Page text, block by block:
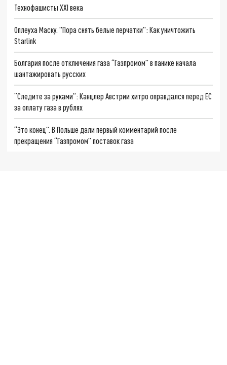
Технофашисты XXI века
Оплеуха Маску. "Пора снять белые перчатки": Как уничтожить
Starlink
Болгария после отключения газа “Газпромом” в панике начала
шантажировать русских
“Следите за руками”: Канцлер Австрии хитро оправдался перед ЕС
за оплату газа в рублях
“Это конец”. В Польше дали первый комментарий после
прекращения “Газпромом” поставок газа